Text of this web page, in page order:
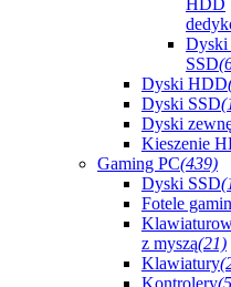
HDD
Dyski
SSD
Dyski HDD
Dyski SSD
Dyski
Kieszenie
Gaming PC(439)
Dyski SSD
Fotele
z myszą(21)
Klawiatury
Kontrolery